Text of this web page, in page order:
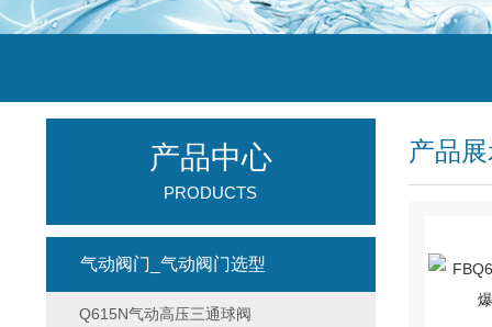
产品
产品中心
PRODUCTS
气动阀门_气动阀门选型
Q615N气动高压三通球阀